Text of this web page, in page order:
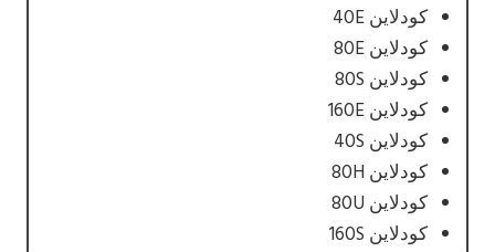
كودلاين 40E
كودلاين 80E
كودلاين 80S
كودلاين 160E
كودلاين 40S
كودلاين 80H
كودلاين 80U
كودلاين 160S